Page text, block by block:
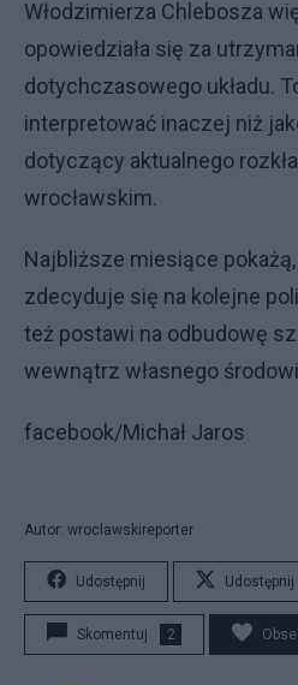
Włodzimierza Chlebosza
opowiedziała się za
dotychczasowego układu.
interpretować inaczej niż
dotyczący aktualnego
wrocławskim.
Najbliższe miesiące
zdecyduje się na kolejne
też postawi na odbudowę
wewnątrz własnego
facebook/Michał Jaros
Autor: wroclawskireporter
Udostępnij Udostępnij
Skomentuj 2